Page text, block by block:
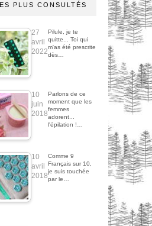
PLUS CONSULTÉS
27
avril
2022
Pilule, je te
quitte... Toi qui
m'as été prescrite
dès…
10
juin
2018
Parlons de ce
moment que les
femmes
adorent...
l'épilation !…
10
avril
2018
Comme 9
Français sur 10,
je suis touchée
par le…